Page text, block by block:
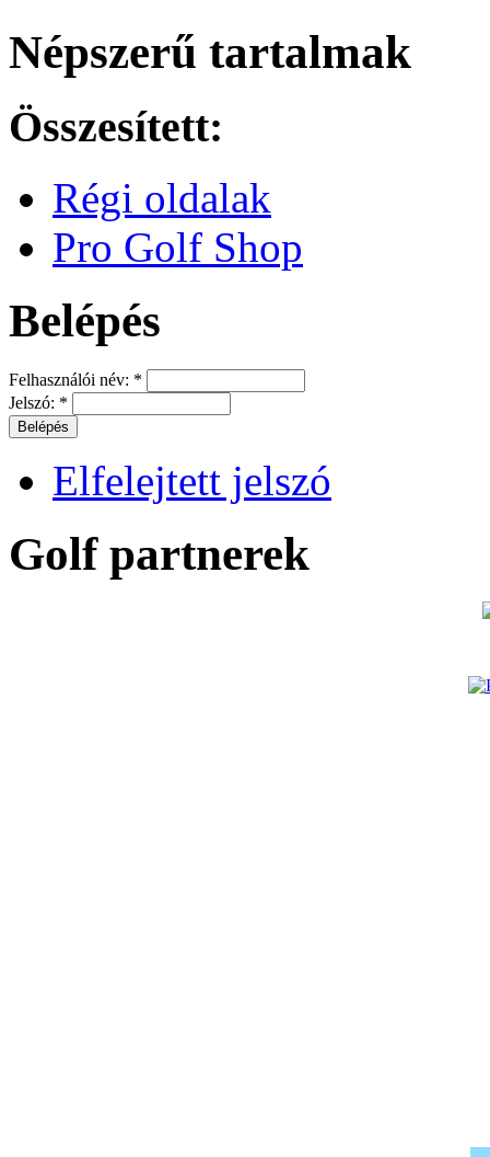
Népszerű tartalmak
Összesített:
Régi oldalak
Pro Golf Shop
Belépés
Felhasználói név: *
Jelszó: *
Elfelejtett jelszó
Golf partnerek